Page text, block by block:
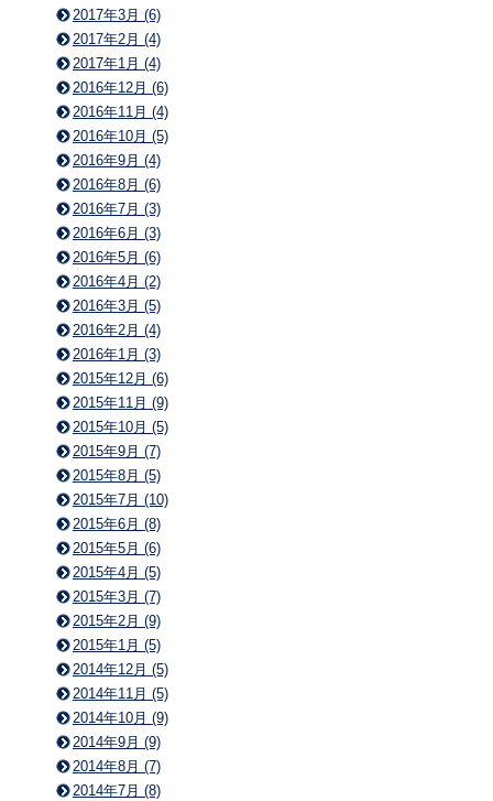
2017年3月 (6)
2017年2月 (4)
2017年1月 (4)
2016年12月 (6)
2016年11月 (4)
2016年10月 (5)
2016年9月 (4)
2016年8月 (6)
2016年7月 (3)
2016年6月 (3)
2016年5月 (6)
2016年4月 (2)
2016年3月 (5)
2016年2月 (4)
2016年1月 (3)
2015年12月 (6)
2015年11月 (9)
2015年10月 (5)
2015年9月 (7)
2015年8月 (5)
2015年7月 (10)
2015年6月 (8)
2015年5月 (6)
2015年4月 (5)
2015年3月 (7)
2015年2月 (9)
2015年1月 (5)
2014年12月 (5)
2014年11月 (5)
2014年10月 (9)
2014年9月 (9)
2014年8月 (7)
2014年7月 (8)